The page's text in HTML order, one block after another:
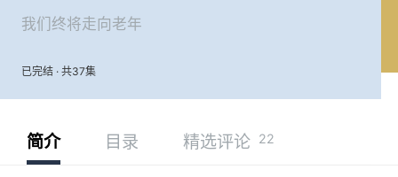
我们终将走向老年
已完结 · 共37集
简介 目录 精选评论 22